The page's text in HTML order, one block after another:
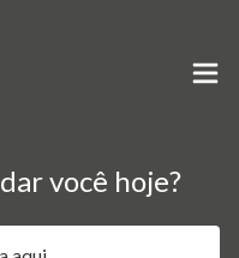
você hoje?